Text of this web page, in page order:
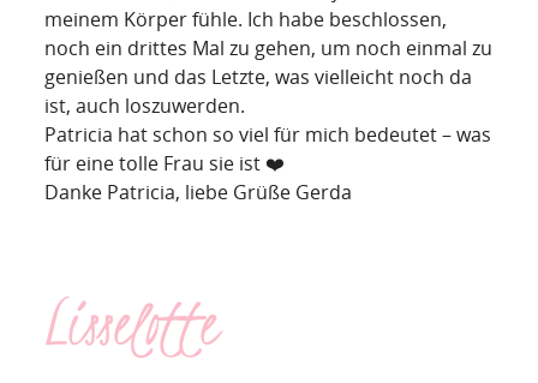
meinem Körper fühle. Ich habe beschlossen,
noch ein drittes Mal zu gehen, um noch einmal zu
genießen und das Letzte, was vielleicht noch da
ist, auch loszuwerden.
Patricia hat schon so viel für mich bedeutet – was
für eine tolle Frau sie ist ❤️
Danke Patricia, liebe Grüße Gerda
Lisselotte